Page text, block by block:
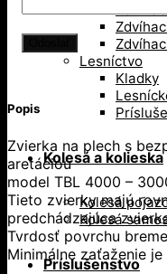
Lesníctvo
Kladky
Kolesá a kolieska
Kolesá
Kolesá
Príslušenstvo
Popis
Zvierka na plech s
aretáciou
model TBL 4000 –
Tieto zvierky majú
predchádzajúca
Tvrdosť povrchu
Minimálne zaťaženie